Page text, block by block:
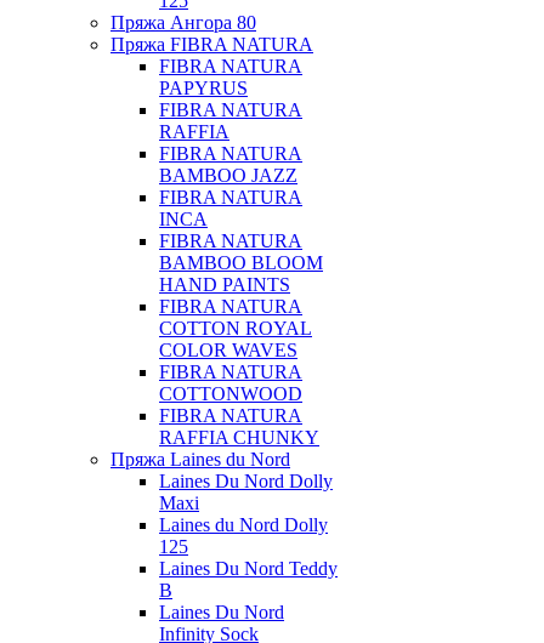
Пряжа Ангора 80
Пряжа FIBRA NATURA
FIBRA NATURA
PAPYRUS
FIBRA NATURA
RAFFIA
FIBRA NATURA
BAMBOO JAZZ
FIBRA NATURA
INCA
FIBRA NATURA
BAMBOO BLOOM
HAND PAINTS
FIBRA NATURA
COTTON ROYAL
COLOR WAVES
FIBRA NATURA
COTTONWOOD
FIBRA NATURA
RAFFIA CHUNKY
Пряжа Laines du Nord
Laines Du Nord Dolly
Maxi
Laines du Nord Dolly
125
Laines Du Nord Teddy
B
Laines Du Nord
Infinity Sock